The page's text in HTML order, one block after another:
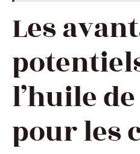
Les
l’huile
pour les